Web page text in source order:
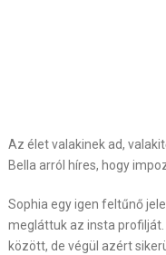
Az élet valakinek ad,
Bella arról híres, hogy
Sophia egy igen feltűnő
megláttuk az insta
között, de végül azért